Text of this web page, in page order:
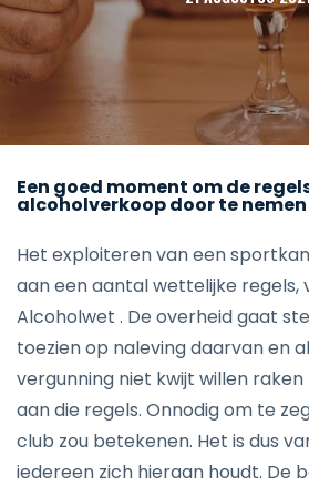
Een goed moment om de
alcoholverkoop door te nemen
Het exploiteren van een
aan een aantal wettelijke regels,
Alcoholwet . De overheid gaat
toezien op naleving daarvan en
vergunning niet kwijt willen
aan die regels. Onnodig om te
club zou betekenen. Het is dus
iedereen zich hieraan houdt. De